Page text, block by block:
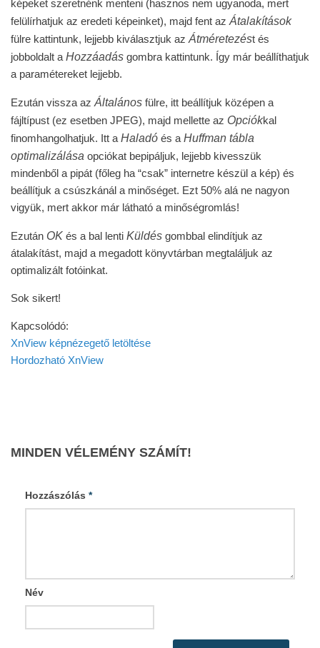
képeket szeretnénk menteni (hasznos nem ugyanoda, mert
felülírhatjuk az eredeti képeinket), majd fent az Átalakítások
fülre kattintunk, lejjebb kiválasztjuk az Átméretezést és
jobboldalt a Hozzáadás gombra kattintunk. Így már beállíthatjuk
a paramétereket lejjebb.
Ezután vissza az Általános fülre, itt beállítjuk középen a
fájltípust (ez esetben JPEG), majd mellette az Opciókkal
finomhangolhatjuk. Itt a Haladó és a Huffman tábla
optimalizálása opciókat bepipáljuk, lejjebb kivesszük
mindenből a pipát (főleg ha “csak” internetre készül a kép) és
beállítjuk a csúszkánál a minőséget. Ezt 50% alá ne nagyon
vigyük, mert akkor már látható a minőségromlás!
Ezután OK és a bal lenti Küldés gombbal elindítjuk az
átalakítást, majd a megadott könyvtárban megtaláljuk az
optimalizált fotóinkat.
Sok sikert!
Kapcsolódó:
XnView képnézegető letöltése
Hordozható XnView
MINDEN VÉLEMÉNY SZÁMÍT!
Hozzászólás *
Név